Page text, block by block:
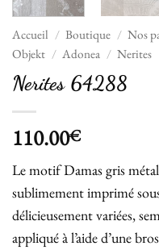
Accueil / Boutique / Nos
Objekt / Adonea / Nerites
Nerites 64288
110.00€
Le motif Damas gris
sublimement imprimé
délicieusement variées,
appliqué à l’aide d’une